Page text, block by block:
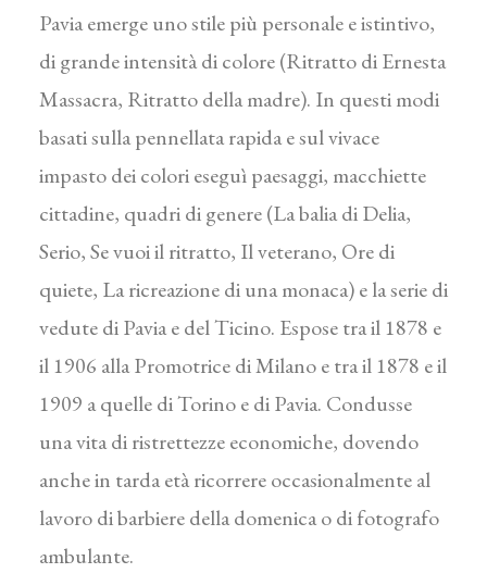
Pavia emerge uno stile più personale e istintivo,
di grande intensità di colore (Ritratto di Ernesta
Massacra, Ritratto della madre). In questi modi
basati sulla pennellata rapida e sul vivace
impasto dei colori eseguì paesaggi, macchiette
cittadine, quadri di genere (La balia di Delia,
Serio, Se vuoi il ritratto, Il veterano, Ore di
quiete, La ricreazione di una monaca) e la serie di
vedute di Pavia e del Ticino. Espose tra il 1878 e
il 1906 alla Promotrice di Milano e tra il 1878 e il
1909 a quelle di Torino e di Pavia. Condusse
una vita di ristrettezze economiche, dovendo
anche in tarda età ricorrere occasionalmente al
lavoro di barbiere della domenica o di fotografo
ambulante.